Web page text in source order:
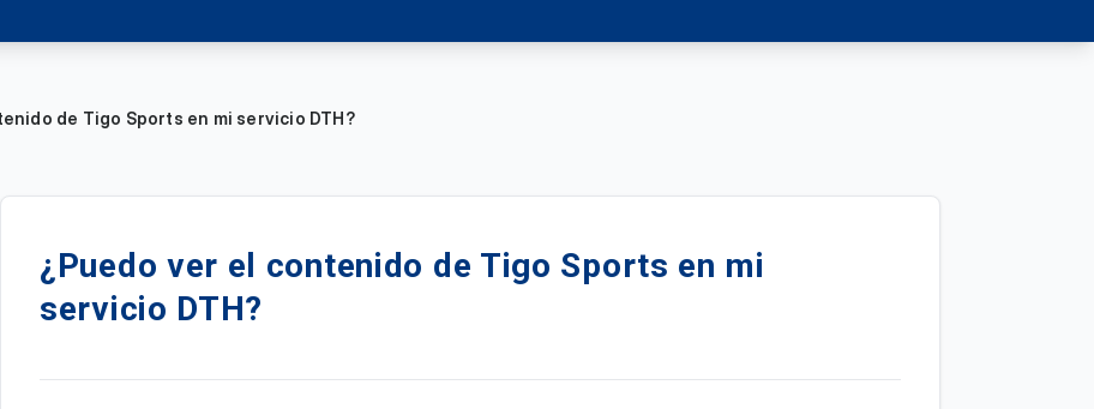
de Tigo Sports en mi servicio DTH?
¿Puedo ver el contenido de Tigo Sports en mi
servicio DTH?